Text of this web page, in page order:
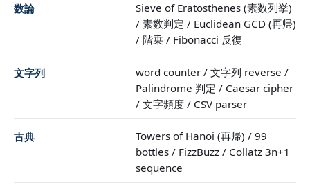
数論
Sieve of Eratosthenes (素数列挙)
/ 素数判定 / Euclidean GCD (再帰)
/ 階乗 / Fibonacci 反復
文字列
word counter / 文字列 reverse /
Palindrome 判定 / Caesar cipher
/ 文字頻度 / CSV parser
古典
Towers of Hanoi (再帰) / 99
bottles / FizzBuzz / Collatz 3n+1
sequence